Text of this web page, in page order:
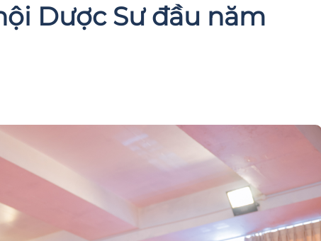
Dược Sư đầu năm